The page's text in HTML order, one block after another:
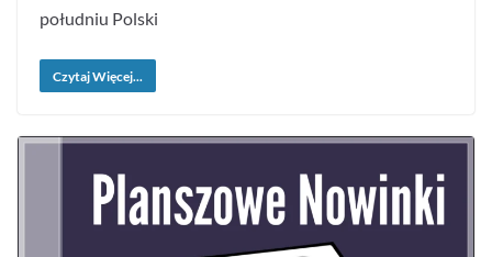
południu Polski
Czytaj Więcej...